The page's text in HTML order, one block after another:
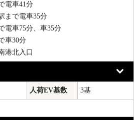
電車41分
まで電車35分
電車75分、車35分
車30分
港北入口
人荷EV基数 3基